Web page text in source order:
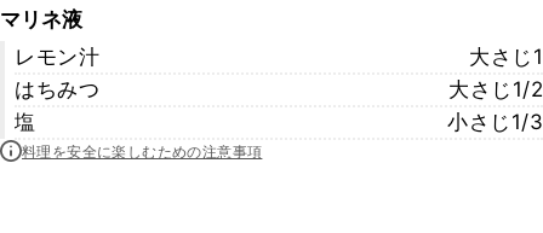
マリネ液
レモン汁
大さじ1
はちみつ
大さじ1/2
塩
小さじ1/3
料理を安全に楽しむための注意事項